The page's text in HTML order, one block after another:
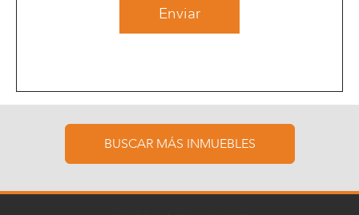
Enviar
BUSCAR MÁS INMUEBLES